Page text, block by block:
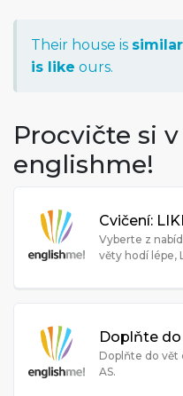
Their house is
is like ours.
Procvičte si
englishme!
Cvičení:
Vyberte z
věty hodí lépe,
Doplňte do
Doplňte do vět
AS.